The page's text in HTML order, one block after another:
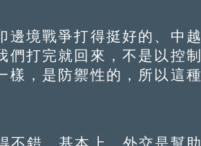
境戰爭打得挺好的、中越
打完就回來，不是以控制
樣，是防禦性的，所以這種